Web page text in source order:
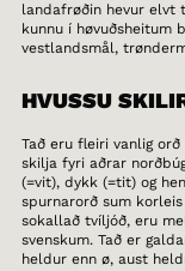
landafrøðin hevur elvt
kunnu í høvuðsheitum
vestlandsmål,
HVUSSU
Tað eru fleiri vanlig
skilja fyri aðrar
(=vit), dykk (=tit) og
spurnarorð sum
sokallað tvíljóð, eru
svenskum. Tað er
heldur enn ø, aust